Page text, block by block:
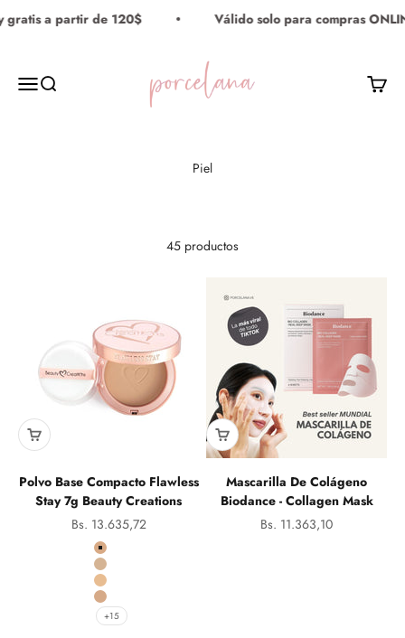
a partir de 120$ Válido solo para compras
MenúBuscar
Porcelana Maquillaje
Carrito
45 productos
Polvo Base Compacto Flawless
Stay 7g Beauty Creations
Precio de oferta
Bs. 13.635,72
Color
1.0
2.0
2.5
4.0
+15
Mascarilla De Colágeno
Biodance - Collagen Mask
Precio de oferta
Bs. 11.363,10